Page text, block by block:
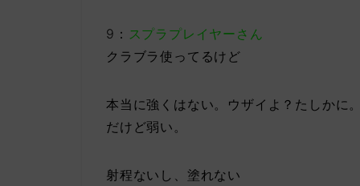
9： スプラプレイヤーさん
クラブラ使ってるけど
本当に強くはない。ウザイよ？たしかに。
だけど弱い。
射程ないし、塗れない